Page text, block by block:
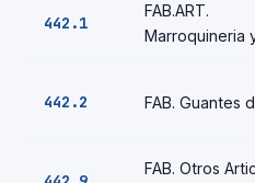
442.1
FAB.ART.
Marroquineria
442.2 FAB. Guantes
FAB. Otros